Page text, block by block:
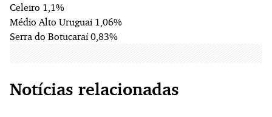
Celeiro 1,1%
Médio Alto Uruguai 1,06%
Serra do Botucaraí 0,83%
Notícias relacionadas